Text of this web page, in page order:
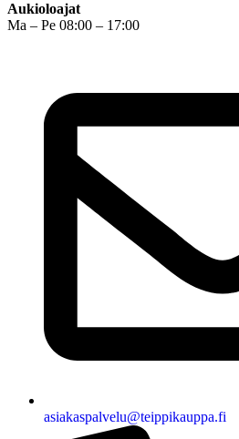
Aukioloajat
Ma – Pe 08:00 – 17:00
asiakaspalvelu@teippikauppa.fi